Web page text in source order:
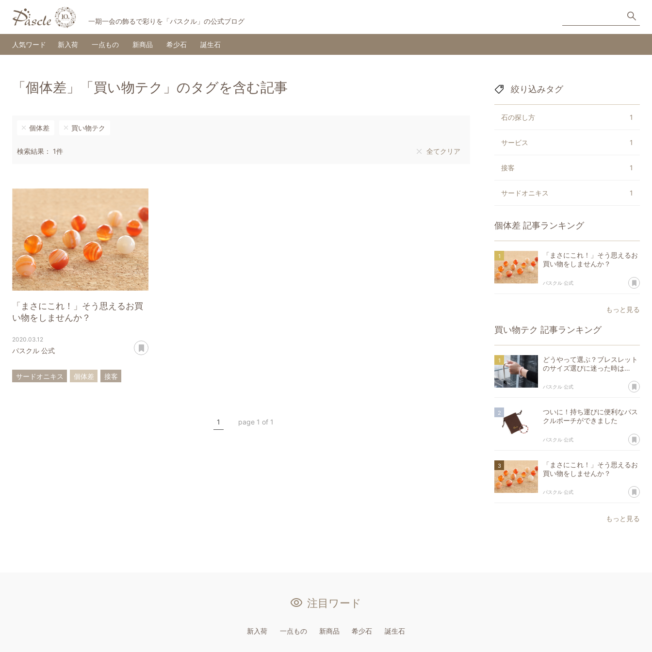
一期一会の飾るで彩りを「パスクル」の公式ブログ
人気ワード 新入荷 一点もの 新商品 希少石 誕生石
「個体差」「買い物テク」のタグを含む記事
個体差 買い物テク
検索結果： 1件 全てクリア
「まさにこれ！」そう思えるお買
い物をしませんか？
2020.03.12
パスクル 公式
サードオニキス 個体差
接客
1 page 1 of 1
絞り込みタグ
石の探し方 1
サービス 1
接客 1
サードオニキス 1
個体差 記事ランキング
「まさにこれ！」そう思えるお
買い物をしませんか？
パスクル 公式 あ
もっと見る
買い物テク 記事ランキング
どうやって選ぶ？ブレスレット
のサイズ選びに迷った時は…
パスクル 公式 あ
ついに！持ち運びに便利なパス
クルポーチができました
パスクル 公式 あ
「まさにこれ！」そう思えるお
買い物をしませんか？
パスクル 公式 あ
もっと見る
注目ワード
新入荷 一点もの 新商品 希少石 誕生石